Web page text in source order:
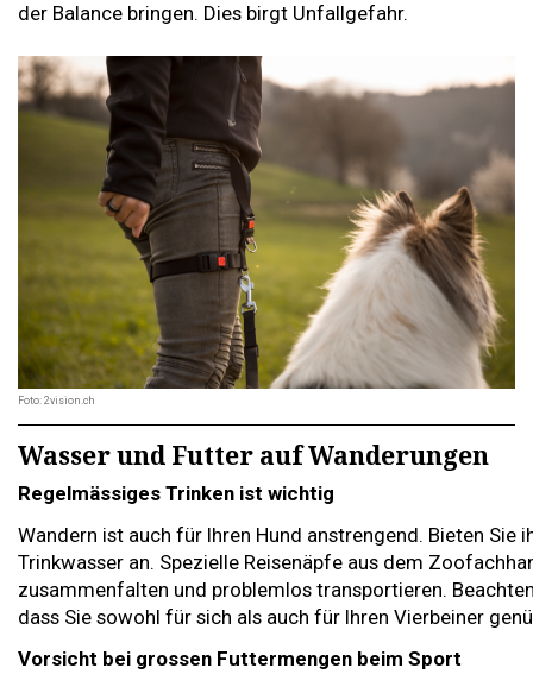
der Balance bringen. Dies birgt Unfallgefahr.
Foto: 2vision.ch
Wasser und Futter auf Wanderungen
Regelmässiges Trinken ist wichtig
Wandern ist auch für Ihren Hund anstrengend. Bieten Sie
Trinkwasser an. Spezielle Reisenäpfe aus dem
zusammenfalten und problemlos transportieren.
dass Sie sowohl für sich als auch für Ihren Vierbeiner
Vorsicht bei grossen Futtermengen beim Sport